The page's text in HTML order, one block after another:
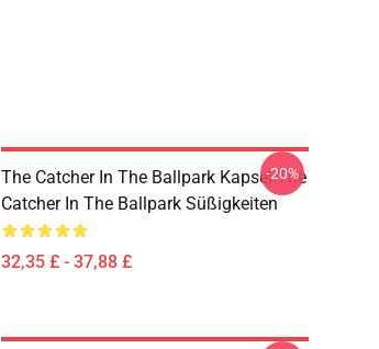
The Catcher In The Ballpark Kapsel The
Catcher In The Ballpark Süßigkeiten
32,35 £ - 37,88 £
-20%